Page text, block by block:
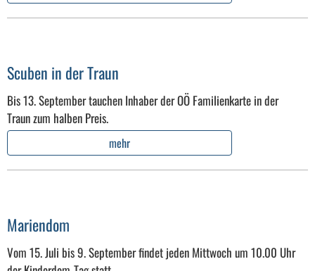
Scuben in der Traun
Bis 13. September tauchen Inhaber der OÖ Familienkarte in der
Traun zum halben Preis.
mehr
Mariendom
Vom 15. Juli bis 9. September findet jeden Mittwoch um 10.00 Uhr